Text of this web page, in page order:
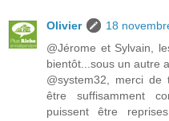
Olivier
18
@Jérome et Sylvain,
bientôt...sous un autre
@system32, merci
être suffisamment
puissent être